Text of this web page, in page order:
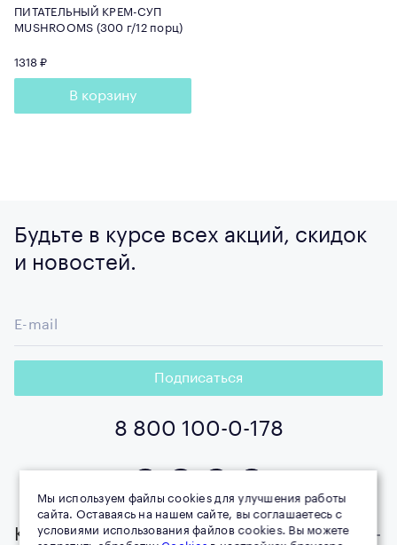
ПИТАТЕЛЬНЫЙ КРЕМ-СУП
MUSHROOMS (300 г/12 порц)
1318 ₽
В корзину
Будьте в курсе всех акций, скидок
и новостей.
E-mail
Подписаться
8 800 100-0-178
Компания
Мы используем файлы cookies для улучшения работы
сайта. Оставаясь на нашем сайте, вы соглашаетесь с
условиями использования файлов cookies. Вы можете